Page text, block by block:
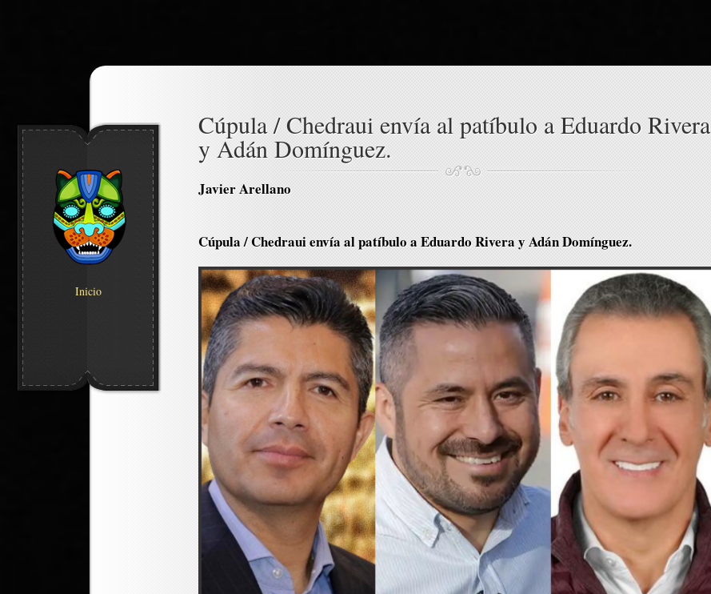
Inicio
Cúpula / Chedraui envía al patíbulo a Eduardo Rivera
y Adán Domínguez.
Javier Arellano
Cúpula / Chedraui envía al patíbulo a Eduardo Rivera y Adán Domínguez.